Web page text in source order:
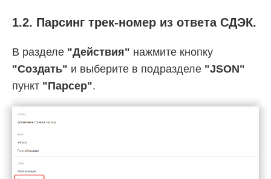
1.2. Парсинг трек-номер из ответа СДЭК.
В разделе "Действия" нажмите кнопку
"Создать" и выберите в подразделе "JSON"
пункт "Парсер".